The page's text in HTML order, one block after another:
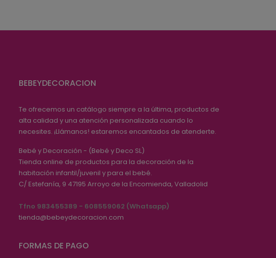
BEBEYDECORACION
Te ofrecemos un catálogo siempre a la última, productos de
alta calidad y una atención personalizada cuando lo
necesites. ¡Llámanos! estaremos encantados de atenderte.
Bebé y Decoración - (Bebé y Deco SL)
Tienda online de productos para la decoración de la
habitación infantil/juvenil y para el bebé.
C/ Estefanía, 9 47195 Arroyo de la Encomienda, Valladolid
Tfno 983455389 - 608559062 (Whatsapp)
tienda@bebeydecoracion.com
FORMAS DE PAGO